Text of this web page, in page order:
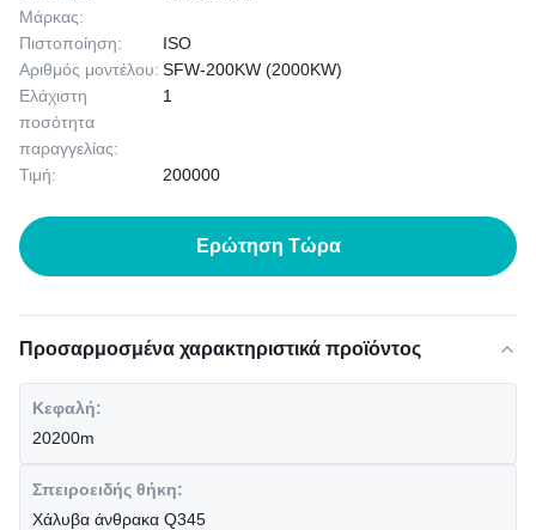
Μάρκας:
Πιστοποίηση:
ISO
Αριθμός μοντέλου: SFW-200KW (2000KW)
Ελάχιστη
ποσότητα
παραγγελίας:
1
Τιμή: 200000
Ερώτηση Τώρα
Προσαρμοσμένα χαρακτηριστικά προϊόντος
Κεφαλή:
20200m
Σπειροειδής θήκη:
Χάλυβα άνθρακα Q345